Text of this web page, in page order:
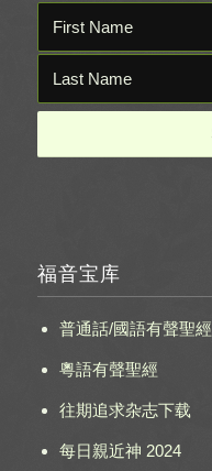
福音宝库
普通話/國語有聲聖經
粵語有聲聖經
往期追求杂志下载
每日親近神 2024